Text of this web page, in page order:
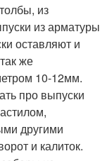
из
из арматуры
оставляют и
же
10-12мм.
про выпуски
другими
и калиток.